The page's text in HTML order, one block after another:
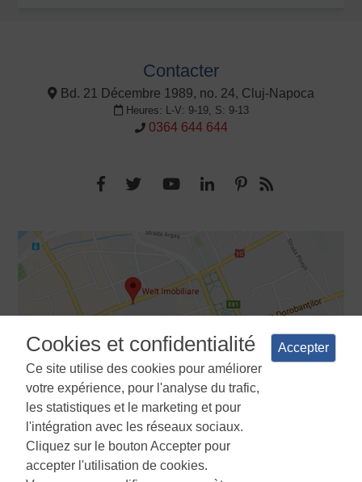
Contacter
Bd. 21 Décembre 1989, no. 24, Cluj-Napoca
Heures: L-V: 9-19, S: 9-13
0364 644 644
Termes et conditions Politique de confidentialité
d'utilisation des cookies
Gestionnaire de cookies
Cookies et confidentialité
Ce site utilise des cookies pour améliorer
votre expérience, pour l'analyse du trafic,
les statistiques et le marketing et pour
l'intégration avec les réseaux sociaux.
Cliquez sur le bouton Accepter pour
accepter l'utilisation de cookies.
Accepter